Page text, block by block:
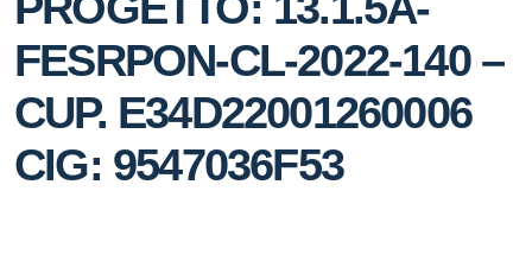
FESRPON-CL-2022-140 –
CUP. E34D22001260006
CIG: 9547036F53